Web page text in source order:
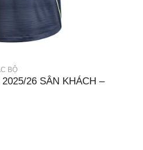
BỘ
26 SÂN KHÁCH –